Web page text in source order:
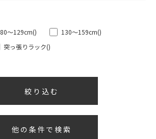
80～129cm() 130～159cm()
突っ張りラック()
他の条件で検索